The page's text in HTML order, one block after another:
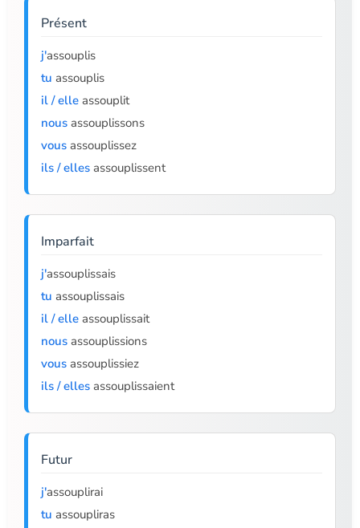
Présent
j'assouplis
tu assouplis
il / elle assouplit
nous assouplissons
vous assouplissez
ils / elles assouplissent
Imparfait
j'assouplissais
tu assouplissais
il / elle assouplissait
nous assouplissions
vous assouplissiez
ils / elles assouplissaient
Futur
j'assouplirai
tu assoupliras